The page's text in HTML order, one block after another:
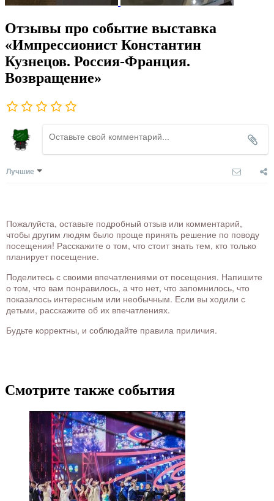
Отзывы про событие выставка
«Импрессионист Константин
Кузнецов. Россия-Франция.
Возвращение»
Лучшие
Пожалуйста, оставьте подробный отзыв или комментарий,
чтобы другим людям было проще принять решение по поводу
посещения! Расскажите о том, что стоит знать тем, кто только
планирует посещение.
Поделитесь с своими впечатлениями от посещения. Напишите
о том, что вам понравилось, а что нет, что запомнилось, что
показалось интересным или необычным. Если вы ходили с
детьми, расскажите об их впечатлениях.
Будьте корректны, и соблюдайте правила приличия.
Смотрите также события